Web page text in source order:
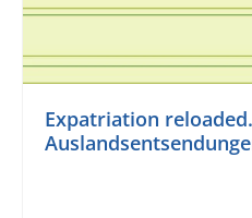
Expatriation